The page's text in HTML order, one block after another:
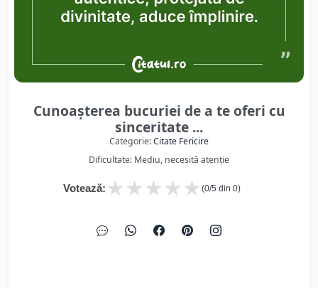
Cunoașterea bucuriei de a te oferi cu
sinceritate ...
Categorie:Citate Fericire
Dificultate: Mediu, necesită atenție
Votează: ★
★
★
★
★ (0/5 din 0)